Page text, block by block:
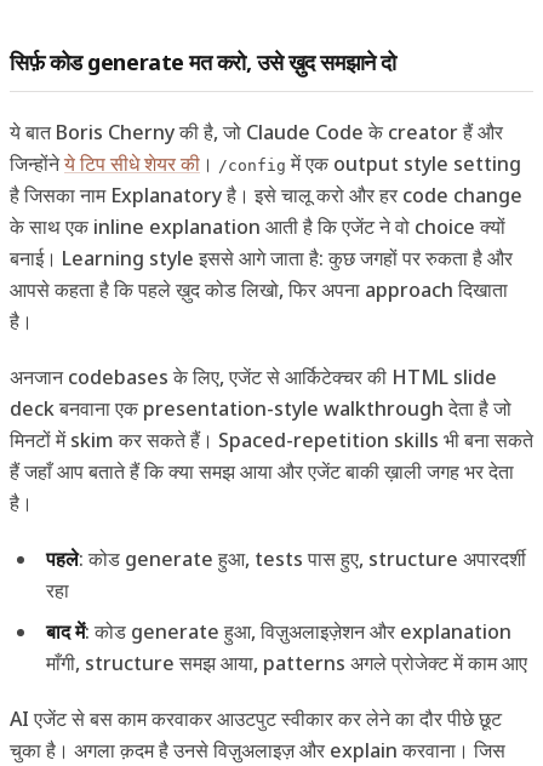
सिर्फ़ कोड generate मत करो, उसे ख़ुद समझाने दो
ये बात Boris Cherny की है, जो Claude Code के creator हैं और
जिन्होंनेये टिप सीधे शेयर की । /config में एक output style setting
है जिसका नाम Explanatory है। इसे चालू करो और हर code change
के साथ एक inline explanation आती है कि एजेंट ने वो choice क्यों
बनाई। Learning style इससे आगे जाता है: कुछ जगहों पर रुकता है और
आपसे कहता है कि पहले ख़ुद कोड लिखो, फिर अपना approach दिखाता
है।
अनजान codebases के लिए, एजेंट से आर्किटेक्चर की HTML slide
deck बनवाना एक presentation-style walkthrough देता है जो
मिनटों में skim कर सकते हैं। Spaced-repetition skills भी बना सकते
हैं जहाँ आप बताते हैं कि क्या समझ आया और एजेंट बाकी ख़ाली जगह भर देता
है।
पहले: कोड generate हुआ, tests पास हुए, structure अपारदर्शी
रहा
बाद में: कोड generate हुआ, विज़ुअलाइज़ेशन और explanation
माँगी, structure समझ आया, patterns अगले प्रोजेक्ट में काम आए
AI एजेंट से बस काम करवाकर आउटपुट स्वीकार कर लेने का दौर पीछे छूट
चुका है। अगला क़दम है उनसे विज़ुअलाइज़ और explain करवाना। जिस